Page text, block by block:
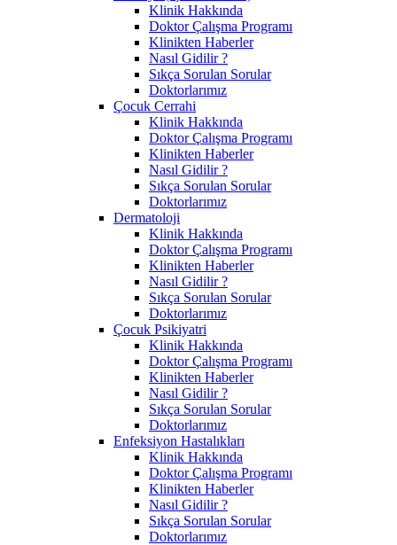
Klinik Hakkında
Doktor Çalışma Programı
Klinikten Haberler
Nasıl Gidilir ?
Sıkça Sorulan Sorular
Doktorlarımız
Çocuk Cerrahi
Klinik Hakkında
Doktor Çalışma Programı
Klinikten Haberler
Nasıl Gidilir ?
Sıkça Sorulan Sorular
Doktorlarımız
Dermatoloji
Klinik Hakkında
Doktor Çalışma Programı
Klinikten Haberler
Nasıl Gidilir ?
Sıkça Sorulan Sorular
Doktorlarımız
Çocuk Psikiyatri
Klinik Hakkında
Doktor Çalışma Programı
Klinikten Haberler
Nasıl Gidilir ?
Sıkça Sorulan Sorular
Doktorlarımız
Enfeksiyon Hastalıkları
Klinik Hakkında
Doktor Çalışma Programı
Klinikten Haberler
Nasıl Gidilir ?
Sıkça Sorulan Sorular
Doktorlarımız